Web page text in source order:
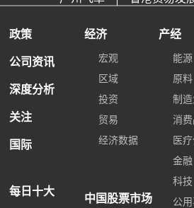
政策
公司资讯
深度分析
关注
国际
每日十大
经济
宏观
区域
投资
贸易
经济数据
中国股票市场
产经
能源
原料
制造
消费
医
金融
科技
公